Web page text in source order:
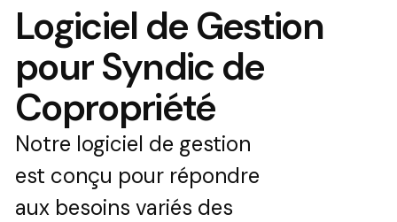
Logiciel de Gestion
pour Syndic de
Copropriété
Notre logiciel de gestion
est conçu pour répondre
aux besoins variés des